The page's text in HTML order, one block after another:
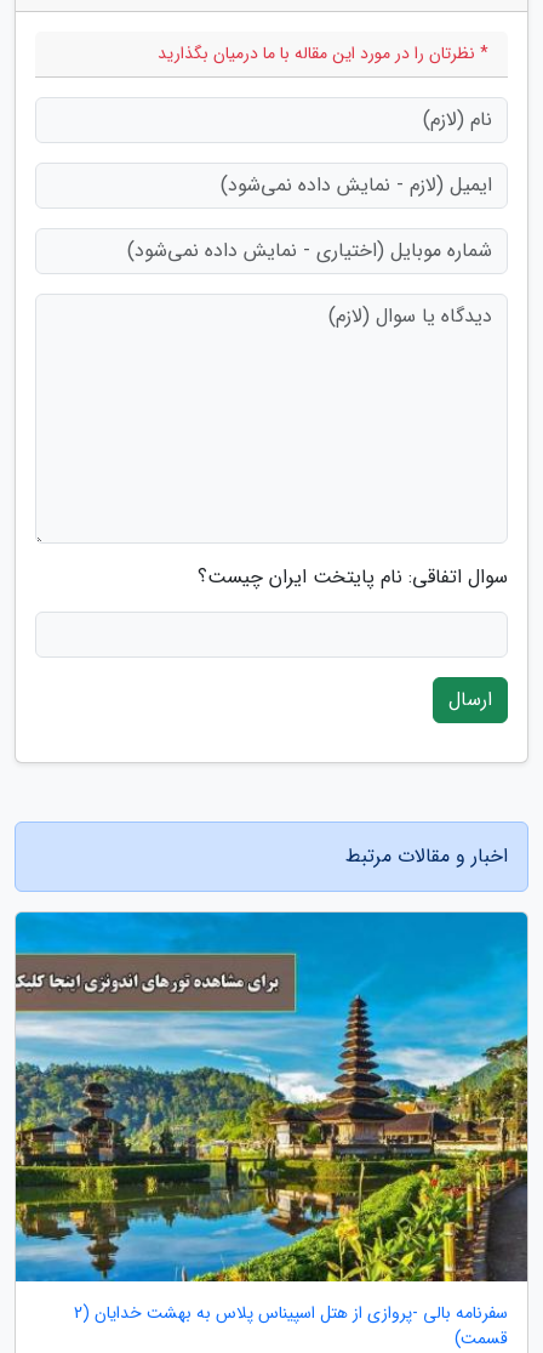
* نظرتان را در مورد این مقاله با ما درمیان بگذارید
سوال اتفاقی: نام پایتخت ایران چیست؟
ارسال
اخبار و مقالات مرتبط
سفرنامه بالی -پروازی از هتل اسپیناس پلاس به بهشت خدایان (2
قسمت)